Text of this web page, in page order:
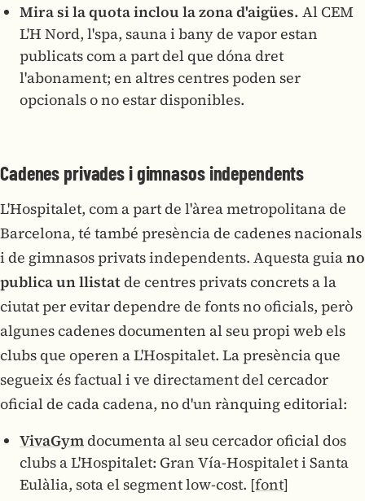
Mira si la quota inclou la zona d'aigües. Al CEM
L'H Nord, l'spa, sauna i bany de vapor estan
publicats com a part del que dóna dret
l'abonament; en altres centres poden ser
opcionals o no estar disponibles.
Cadenes privades i gimnasos independents
L'Hospitalet, com a part de l'àrea metropolitana de
Barcelona, té també presència de cadenes nacionals
i de gimnasos privats independents. Aquesta guiano
publica un llistatde centres privats concrets a la
ciutat per evitar dependre de fonts no oficials, però
algunes cadenes documenten al seu propi web els
clubs que operen a L'Hospitalet. La presència que
segueix és factual i ve directament del cercador
oficial de cada cadena, no d'un rànquing editorial:
VivaGymdocumenta al seu cercador oficial dos
clubs a L'Hospitalet: Gran Vía-Hospitalet i Santa
Eulàlia, sota el segment low-cost. [font]